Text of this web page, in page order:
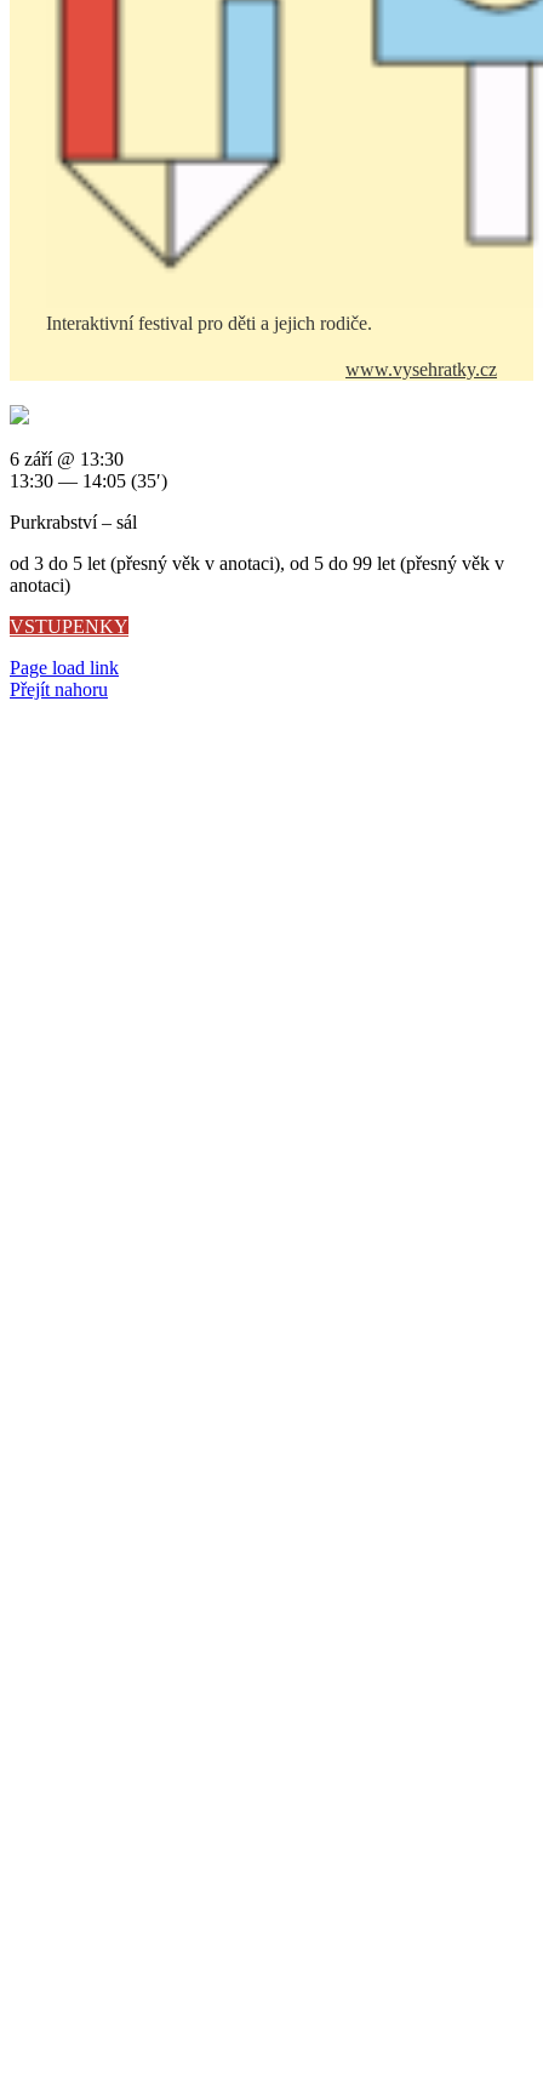
Interaktivní festival pro děti a jejich rodiče.
www.vysehratky.cz
6 září @ 13:30
13:30 — 14:05 (35′)
Purkrabství – sál
od 3 do 5 let (přesný věk v anotaci), od 5 do 99 let (přesný věk v
anotaci)
VSTUPENKY
Page load link
Přejít nahoru